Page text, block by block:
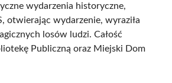
wydarzenia historyczne,
otwierając wydarzenie, wyraziła
losów ludzi. Całość
Publiczną oraz Miejski Dom